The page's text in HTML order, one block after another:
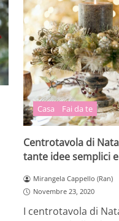
Casa Fai da te
Centrotavola di
tante idee semplici
Mirangela Cappello (Ran)
Novembre 23, 2020
I centrotavola di